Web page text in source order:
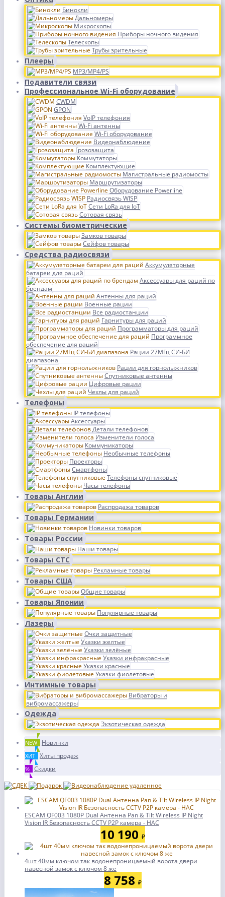
Бинокли
Дальномеры
Микроскопы
Приборы ночного видения
Телескопы
Трубы зрительные
Плееры
MP3/MP4/PS
Подавители связи
Профессиональное Wi-Fi оборудование
CWDM
GPON
VoIP телефония
Wi-Fi антенны
Wi-Fi оборудование
Видеонаблюдение
Грозозащита
Коммутаторы
Комплектующие
Магистральные радиомосты
Маршрутизаторы
Оборудование Powerline
Радиосвязь WISP
Сети LoRa для IoT
Сотовая связь
Системы биометрические
Замков товары
Сейфов товары
Средства радиосвязи
Аккумуляторные
батареи для раций
Аксессуары для раций по
брендам
Антенны для раций
Военные рации
Все радиостанции
Гарнитуры для раций
Программаторы для раций
Программное
обеспечение для раций
Рации 27МГц СИ-БИ
диапазона
Рации для горнолыжников
Спутниковые антенны
Цифровые рации
Чехлы для раций
Телефоны
IP телефоны
Аксессуары
Детали телефонов
Изменители голоса
Коммуникаторы
Необычные телефоны
Проекторы
Смартфоны
Телефоны спутниковые
Часы телефоны
Товары Англии
Распродажа товаров
Товары Германии
Новинки товаров
Товары России
Наши товары
Товары СТС
Рекламные товары
Товары США
Общие товары
Товары Японии
Популярные товары
Лазеры
Очки защитные
Указки желтые
Указки зелёные
Указки инфракрасные
Указки красные
Указки фиолетовые
Интимные товары
Вибраторы и
вибромассажеры
Одежда
Экзотическая одежда
NEW Новинки
ХИТ Хиты продаж
% Скидки
ESCAM QF003 1080P Dual Антенна Pan & Tilt Wireless IP Night
Vision IR Безопасность CCTV P2P камера - НАС
10 190 ₽
4шт 40мм ключом так водонепроницаемый ворота двери
навесной замок с ключом 8 же
8 758 ₽